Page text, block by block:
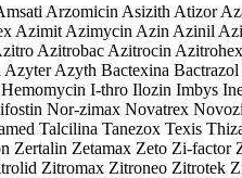
Arzomicin Asizith Atizor
Azimit Azimycin Azin Azinil
Azitrobac Azitrocin
Azyth Bactexina
I-thro Ilozin Imbys
Nor-zimax Novatrex
Talcilina Tanezox Texis
Zertalin Zetamax Zeto Zi-
Zitromax Zitroneo Zitrotek